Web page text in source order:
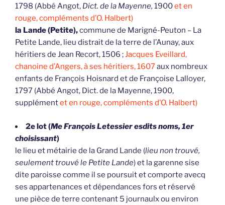
1798 (Abbé Angot, Dict. de la Mayenne, 1900et en
rouge, compléments d’O. Halbert)
la Lande (Petite),commune de Marigné-Peuton – La
Petite Lande, lieu distrait de la terre de l’Aunay, aux
héritiers de Jean Recort, 1506 ;Jacques Eveillard,
chanoine d’Angers, à ses héritiers, 1607aux nombreux
enfants de François Hoisnard et de Françoise Lalloyer,
1797 (Abbé Angot, Dict. de la Mayenne, 1900,
supplémentet en rouge, compléments d’O. Halbert)
2e lot (Me François Letessier esdits noms, 1er
choisissant)
le lieu et métairie de la Grand Lande (lieu non trouvé,
seulement trouvé le Petite Lande) et la garenne sise
dite paroisse comme il se poursuit et comporte avecq
ses appartenances et dépendances fors et réservé
une pièce de terre contenant 5 journaulx ou environ